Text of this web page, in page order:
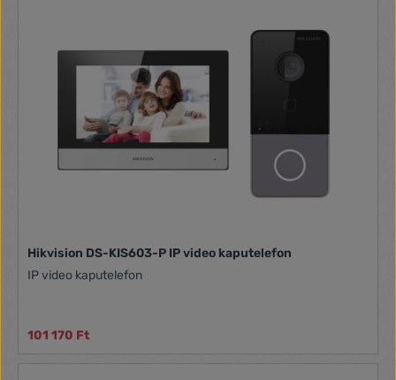
Hikvision DS-KIS603-P IP video kaputelefon
IP video kaputelefon
101 170 Ft